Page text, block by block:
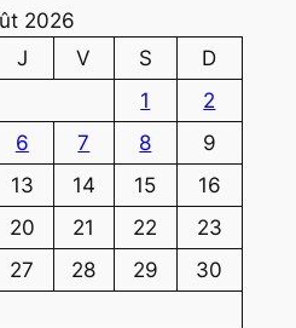
2026
J V S
D
1
2
6 7 8
9
13 14 15
16
20 21 22
23
27 28 29
30